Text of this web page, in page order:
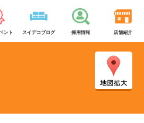
ント スイデコブログ 採用情報 店舗紹介